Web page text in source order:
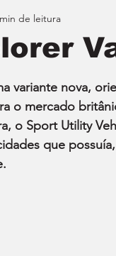
de leitura
variante nova,
o mercado
o Sport Utility
que